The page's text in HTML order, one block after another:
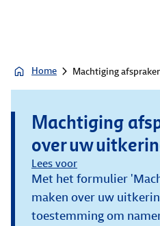
Home Machtiging
Machtiging
over uw
Lees voor
Met het formulier
maken over uw
toestemming om